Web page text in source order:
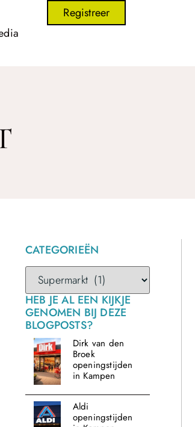
Registreer
CATEGORIEËN
HEB JE AL EEN KIJKJE
GENOMEN BIJ DEZE
BLOGPOSTS?
Dirk van den
Broek
openingstijden
in Kampen
Aldi
openingstijden